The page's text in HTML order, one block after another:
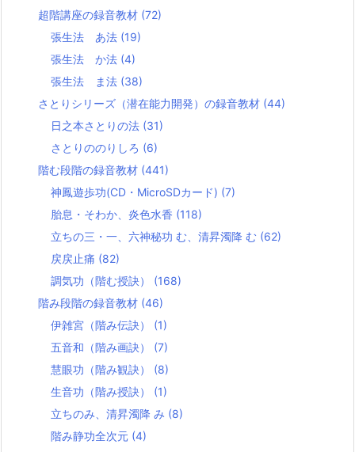
超階講座の録音教材 (72)
張生法 あ法 (19)
張生法 か法 (4)
張生法 ま法 (38)
さとりシリーズ（潜在能力開発）の録音教材 (44)
日之本さとりの法 (31)
さとりののりしろ (6)
階む段階の録音教材 (441)
神鳳遊歩功(CD・MicroSDカード) (7)
胎息・そわか、炎色水香 (118)
立ちの三・一、六神秘功 む、清昇濁降 む (62)
戻戻止痛 (82)
調気功（階む授訣） (168)
階み段階の録音教材 (46)
伊雑宮（階み伝訣） (1)
五音和（階み画訣） (7)
慧眼功（階み観訣） (8)
生音功（階み授訣） (1)
立ちのみ、清昇濁降 み (8)
階み静功全次元 (4)